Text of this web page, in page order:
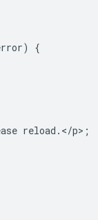
)
{
reload . </p> ;